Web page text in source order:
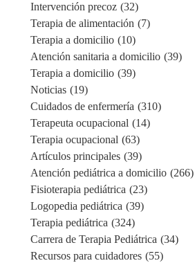
Intervención precoz (32)
Terapia de alimentación (7)
Terapia a domicilio (10)
Atención sanitaria a domicilio (39)
Terapia a domicilio (39)
Noticias (19)
Cuidados de enfermería (310)
Terapeuta ocupacional (14)
Terapia ocupacional (63)
Artículos principales (39)
Atención pediátrica a domicilio (266)
Fisioterapia pediátrica (23)
Logopedia pediátrica (39)
Terapia pediátrica (324)
Carrera de Terapia Pediátrica (34)
Recursos para cuidadores (55)